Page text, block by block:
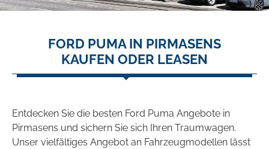
FORD PUMA IN PIRMASENS
KAUFEN ODER LEASEN
Entdecken Sie die besten Ford Puma Angebote in
Pirmasens und sichern Sie sich Ihren Traumwagen.
Unser vielfältiges Angebot an Fahrzeugmodellen lässt